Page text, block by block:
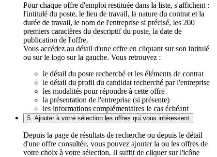
Pour chaque offre d'emploi restituée dans la liste, s'affichent :
l'intitulé du poste, le lieu de travail, la nature du contrat et la
durée de travail, le nom de l'entreprise si précisé, les 200
premiers caractères du descriptif du poste, la date de
publication de l'offre.
Vous accédez au détail d'une offre en cliquant sur son intitulé
ou sur le logo sur la gauche. Vous retrouvez :
le détail du poste recherché et les éléments de contrat
le détail du profil du candidat recherché par l'entreprise
les modalités pour répondre à cette offre
la présentation de l'entreprise (si présente)
les informations complémentaires le cas échéant
5. Ajouter à votre sélection les offres qui vous intéressent
Depuis la page de résultats de recherche ou depuis le détail
d'une offre consultée, vous pouvez ajouter la ou les offres de
votre choix à votre sélection. Il suffit de cliquer sur l'icône